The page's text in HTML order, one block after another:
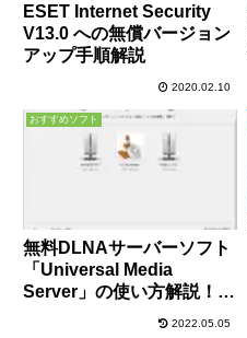
ESET Internet Security
V13.0 への無償バージョン
アップ手順解説
2020.02.10
おすすめソフト
無料DLNAサーバーソフト
「Universal Media
Server」の使い方解説！パ
2022.05.05